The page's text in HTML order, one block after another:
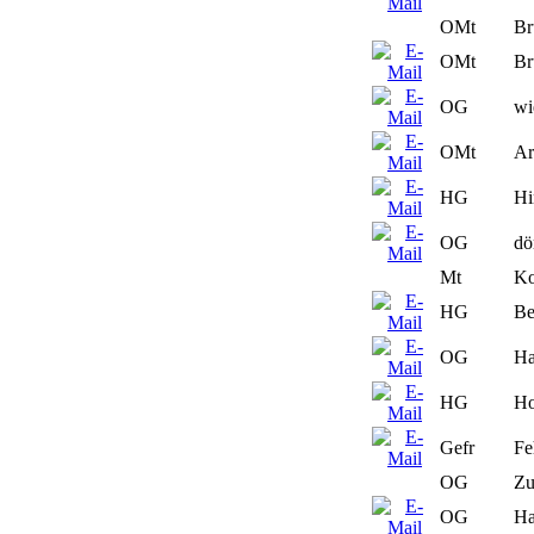
OMt
OMt
OG
OMt
HG
OG
Mt
HG
OG
HG
Gefr
OG
OG